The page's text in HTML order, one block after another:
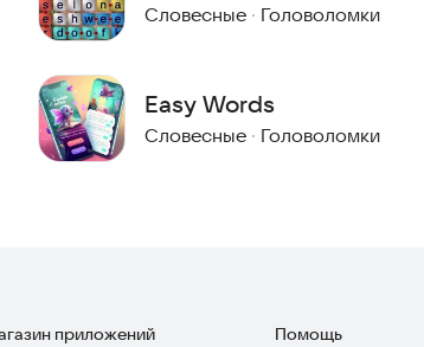
Словесные · Головоломки
Easy Words
Словесные · Головоломки
приложений
Помощь